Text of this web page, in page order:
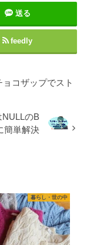
送る
feedly
コザップでスト
NULLのB
簡単解決
暮らし・世の中